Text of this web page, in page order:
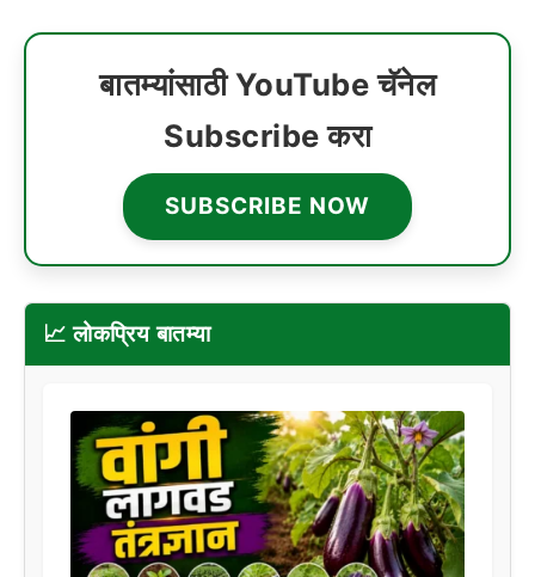
बातम्यांसाठी YouTube चॅनेल
Subscribe करा
SUBSCRIBE NOW
📈 लोकप्रिय बातम्या